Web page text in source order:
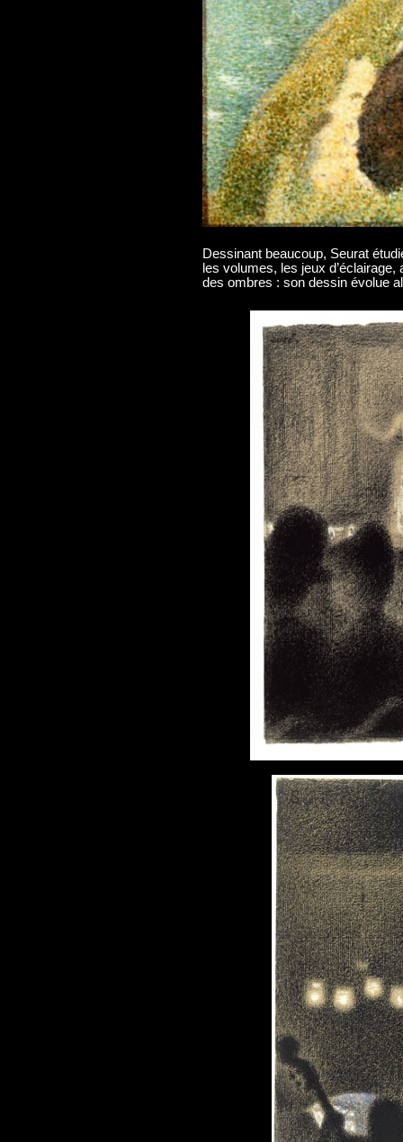
Dessinant beaucoup, Seurat
les volumes, les jeux
des ombres : son dessin évolue